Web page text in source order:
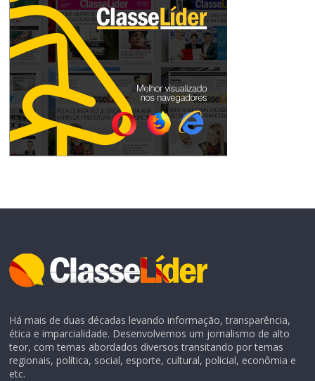
Há mais de duas décadas levando informação, transparência,
ética e imparcialidade. Desenvolvemos um jornalismo de alto
teor, com temas abordados diversos transitando por temas
regionais, política, social, esporte, cultural, policial, econômia e
etc.